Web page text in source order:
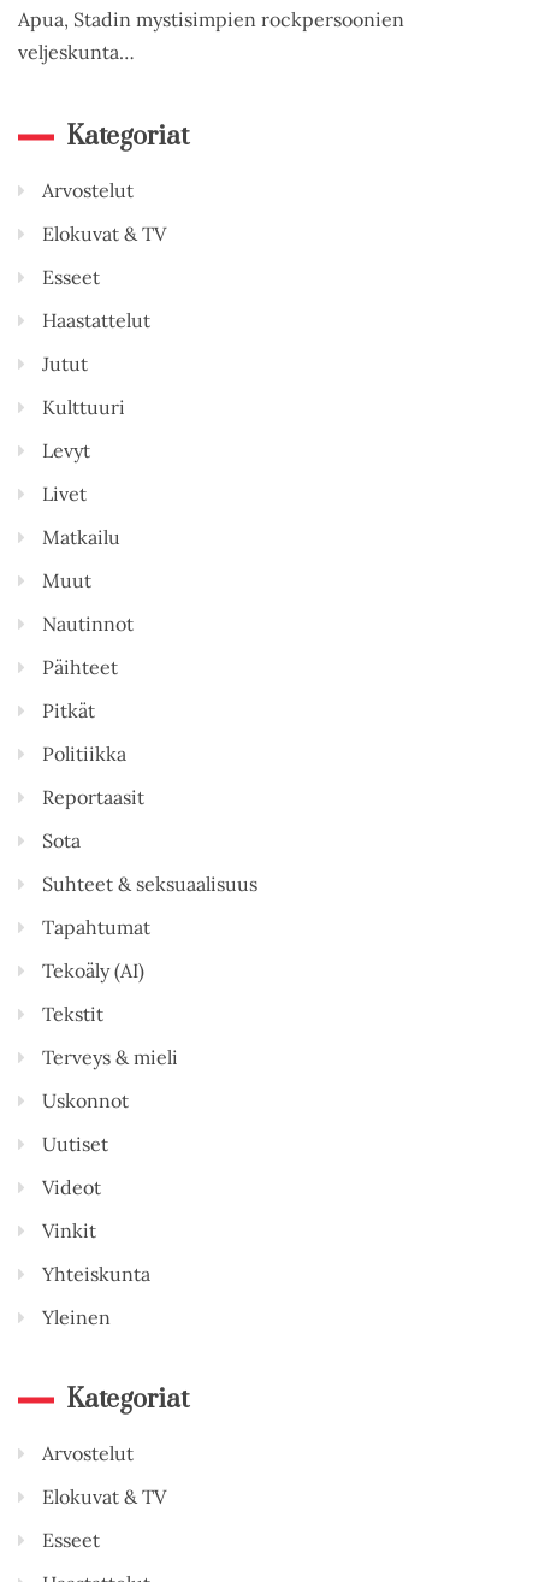
Apua, Stadin mystisimpien rockpersoonien
veljeskunta…
Kategoriat
Arvostelut
Elokuvat & TV
Esseet
Haastattelut
Jutut
Kulttuuri
Levyt
Livet
Matkailu
Muut
Nautinnot
Päihteet
Pitkät
Politiikka
Reportaasit
Sota
Suhteet & seksuaalisuus
Tapahtumat
Tekoäly (AI)
Tekstit
Terveys & mieli
Uskonnot
Uutiset
Videot
Vinkit
Yhteiskunta
Yleinen
Kategoriat
Arvostelut
Elokuvat & TV
Esseet